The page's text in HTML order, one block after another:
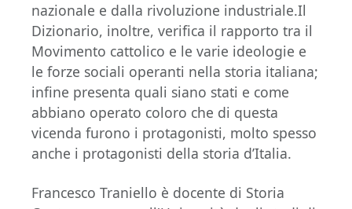
nazionale e dalla rivoluzione industriale.Il
Dizionario, inoltre, verifica il rapporto tra il
Movimento cattolico e le varie ideologie e
le forze sociali operanti nella storia italiana;
infine presenta quali siano stati e come
abbiano operato coloro che di questa
vicenda furono i protagonisti, molto spesso
anche i protagonisti della storia d’Italia.
Francesco Traniello è docente di Storia